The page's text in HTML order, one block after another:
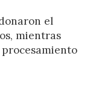
el
mientras